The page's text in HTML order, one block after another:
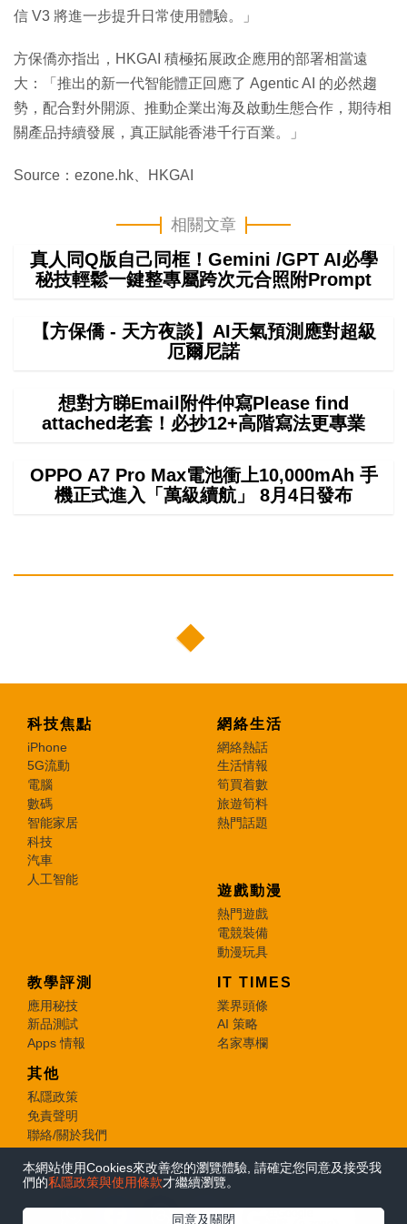
本網站使用Cookies來改善您的瀏覽體驗, 請確定您同意及接受我
們的私隱政策與使用條款才繼續瀏覽。
同意及關閉
信 V3 將進一步提升日常使用體驗。」
方保僑亦指出，HKGAI 積極拓展政企應用的部署相當遠
大：「推出的新一代智能體正回應了 Agentic AI 的必然趨
勢，配合對外開源、推動企業出海及啟動生態合作，期待相
關產品持續發展，真正賦能香港千行百業。」
Source：ezone.hk、HKGAI
相關文章
真人同Q版自己同框！Gemini /GPT AI必學
秘技輕鬆一鍵整專屬跨次元合照附Prompt
【方保僑 - 天方夜談】AI天氣預測應對超級
厄爾尼諾
想對方睇Email附件仲寫Please find
attached老套！必抄12+高階寫法更專業
OPPO A7 Pro Max電池衝上10,000mAh 手
機正式進入「萬級續航」 8月4日發布
科技焦點
iPhone
5G流動
電腦
數碼
智能家居
科技
汽車
人工智能
網絡生活
網絡熱話
生活情報
筍買着數
旅遊筍料
熱門話題
遊戲動漫
熱門遊戲
電競裝備
動漫玩具
教學評測
應用秘技
新品測試
Apps 情報
IT TIMES
業界頭條
AI 策略
名家專欄
其他
私隱政策
免責聲明
聯絡/關於我們
© 2026 e-zone. All Rights Reserved.